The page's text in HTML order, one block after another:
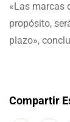
«Las marcas
propósito,
plazo»,
Compartir